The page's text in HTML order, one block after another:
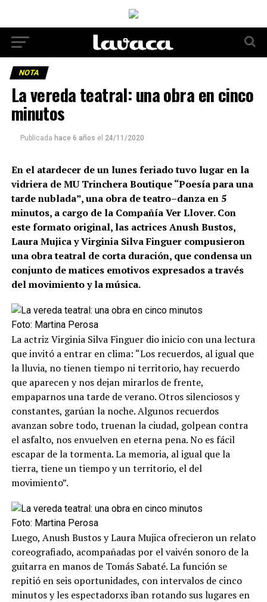
NOTA
La vereda teatral: una obra en cinco
minutos
Publicada hace 6 años el 24/11/2020
En el atardecer de un lunes feriado tuvo lugar en la
vidriera de MU Trinchera Boutique “Poesía para una
tarde nublada”, una obra de teatro–danza en 5
minutos, a cargo de la Compañía Ver Llover. Con
este formato original, las actrices Anush Bustos,
Laura Mujica y Virginia Silva Finguer compusieron
una obra teatral de corta duración, que condensa un
conjunto de matices emotivos expresados a través
del movimiento y la música.
Foto: Martina Perosa
La actriz Virginia Silva Finguer dio inicio con una lectura
que invitó a entrar en clima: “Los recuerdos, al igual que
la lluvia, no tienen tiempo ni territorio, hay recuerdo
que aparecen y nos dejan mirarlos de frente,
empaparnos una tarde de verano. Otros silenciosos y
constantes, garúan la noche. Algunos recuerdos
avanzan sobre todo, truenan la ciudad, golpean contra
el asfalto, nos envuelven en eterna pena. No es fácil
escapar de la tormenta. La memoria, al igual que la
tierra, tiene un tiempo y un territorio, el del
movimiento”.
Foto: Martina Perosa
Luego, Anush Bustos y Laura Mujica ofrecieron un relato
coreografiado, acompañadas por el vaivén sonoro de la
guitarra en manos de Tomás Sabaté. La función se
repitió en seis oportunidades, con intervalos de cinco
minutos y les espectadorxs iban rotando sus lugares en